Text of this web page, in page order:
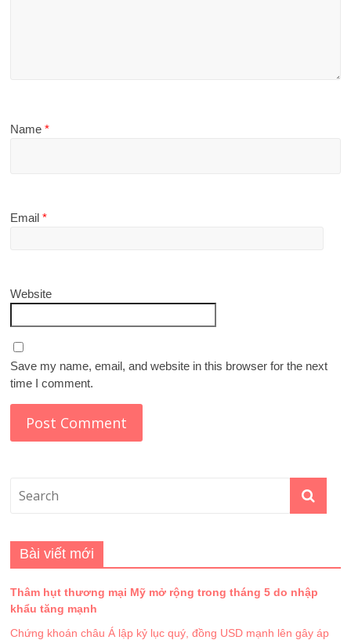
Name*
Email*
Website
Save my name, email, and website in this browser for the next
time I comment.
Bài viết mới
Thâm hụt thương mại Mỹ mở rộng trong tháng 5 do nhập
khẩu tăng mạnh
Chứng khoán châu Á lập kỷ lục quý, đồng USD mạnh lên gây áp